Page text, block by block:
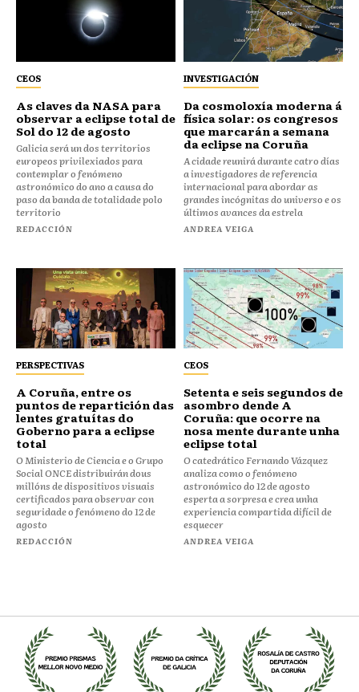
CEOS
As claves da NASA para
observar a eclipse total de
Sol do 12 de agosto
Galicia será un dos territorios
europeos privilexiados para
contemplar o fenómeno
astronómico do ano a causa do
paso da banda de totalidade polo
territorio
REDACCIÓN
INVESTIGACIÓN
Da cosmoloxía moderna á
física solar: os congresos
que marcarán a semana
da eclipse na Coruña
A cidade reunirá durante catro días
a investigadores de referencia
internacional para abordar as
grandes incógnitas do universo e os
últimos avances da estrela
ANDREA VEIGA
PERSPECTIVAS
⁠⁠A Coruña, entre os
puntos de repartición das
lentes gratuítas do
Goberno para a eclipse
total
O Ministerio de Ciencia e o Grupo
Social ONCE distribuirán dous
millóns de dispositivos visuais
certificados para observar con
seguridade o fenómeno do 12 de
agosto
REDACCIÓN
CEOS
Setenta e seis segundos de
asombro dende A
Coruña: que ocorre na
nosa mente durante unha
eclipse total
O catedrático Fernando Vázquez
analiza como o fenómeno
astronómico do 12 de agosto
esperta a sorpresa e crea unha
experiencia compartida difícil de
esquecer
ANDREA VEIGA